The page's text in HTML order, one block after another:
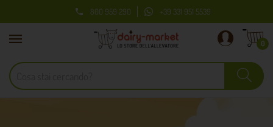
 800 959 290 +39 331 951 5539
0